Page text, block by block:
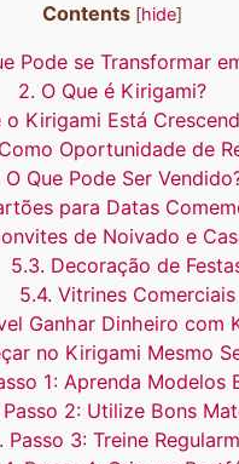
Contents [hide]
Pode se Transformar
2. O Que é Kirigami?
o Kirigami Está
Oportunidade de
O Que Pode Ser
para Datas
de Noivado e
5.3. Decoração de
5.4. Vitrines Comerciais
Ganhar Dinheiro com
no Kirigami Mesmo
1: Aprenda Modelos
Passo 2: Utilize Bons
Passo 3: Treine